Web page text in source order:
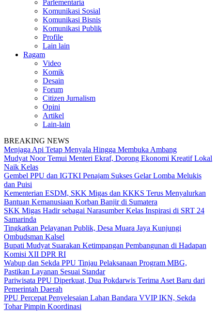
Parlementaria
Komunikasi Sosial
Komunikasi Bisnis
Komunikasi Publik
Profile
Lain lain
Ragam
Video
Komik
Desain
Forum
Citizen Jurnalism
Opini
Artikel
Lain-lain
BREAKING NEWS
Menjaga Api Tetap Menyala Hingga Membuka Ambang
Mudyat Noor Temui Menteri Ekraf, Dorong Ekonomi Kreatif Lokal
Naik Kelas
Gembel PPU dan IGTKI Penajam Sukses Gelar Lomba Melukis
dan Puisi
Kementerian ESDM, SKK Migas dan KKKS Terus Menyalurkan
Bantuan Kemanusiaan Korban Banjir di Sumatera
SKK Migas Hadir sebagai Narasumber Kelas Inspirasi di SRT 24
Samarinda
Tingkatkan Pelayanan Publik, Desa Muara Jaya Kunjungi
Ombudsman Kalsel
Bupati Mudyat Suarakan Ketimpangan Pembangunan di Hadapan
Komisi XII DPR RI
Wabup dan Sekda PPU Tinjau Pelaksanaan Program MBG,
Pastikan Layanan Sesuai Standar
Pariwisata PPU Diperkuat, Dua Pokdarwis Terima Aset Baru dari
Pemerintah Daerah
PPU Percepat Penyelesaian Lahan Bandara VVIP IKN, Sekda
Tohar Pimpin Koordinasi